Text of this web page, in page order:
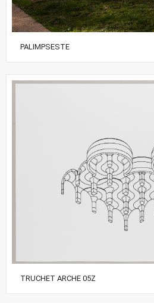
PALIMPSESTE
TRUCHET ARCHE 05Z